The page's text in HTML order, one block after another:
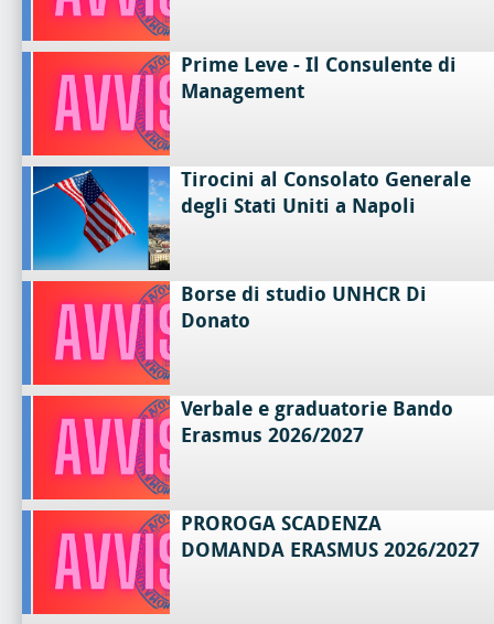
Prime Leve - Il Consulente di
Management
Tirocini al Consolato Generale
degli Stati Uniti a Napoli
Borse di studio UNHCR Di
Donato
Verbale e graduatorie Bando
Erasmus 2026/2027
PROROGA SCADENZA
DOMANDA ERASMUS 2026/2027